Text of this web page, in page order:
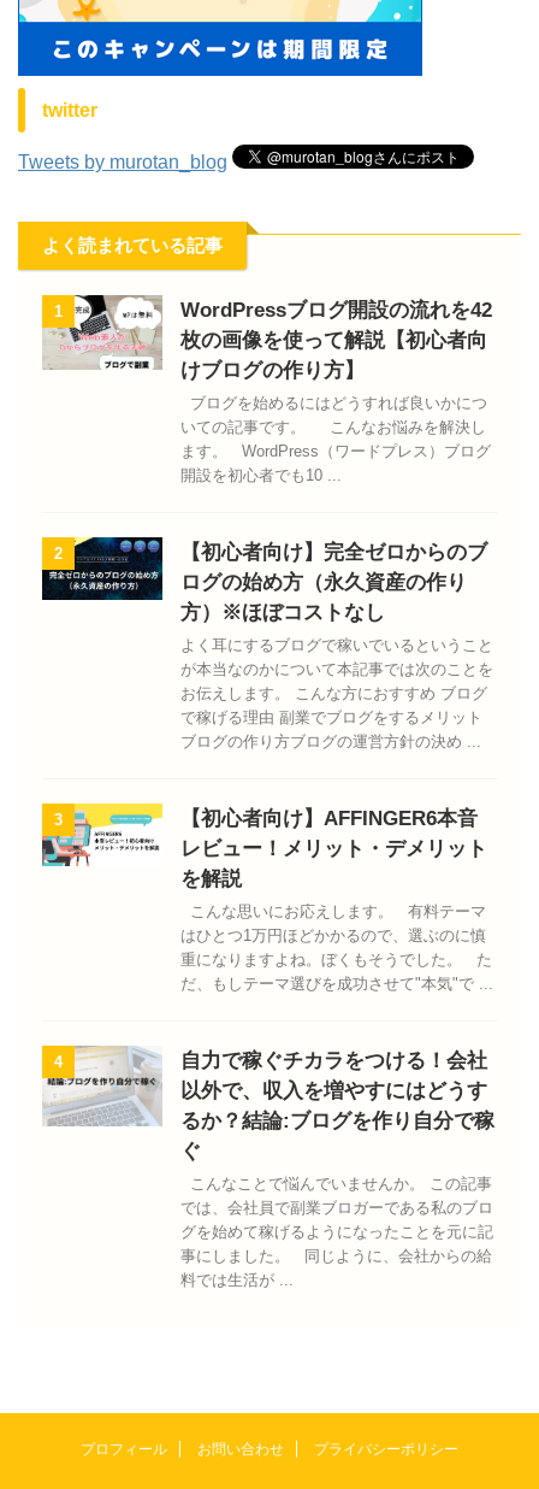
twitter
Tweets by murotan_blog
よく読まれている記事
1
WordPressブログ開設の流れを42
枚の画像を使って解説【初心者向
けブログの作り方】
ブログを始めるにはどうすれば良いかにつ
いての記事です。 こんなお悩みを解決し
ます。 WordPress（ワードプレス）ブログ
開設を初心者でも10 ...
2
【初心者向け】完全ゼロからのブ
ログの始め方（永久資産の作り
方）※ほぼコストなし
よく耳にするブログで稼いでいるということ
が本当なのかについて本記事では次のことを
お伝えします。 こんな方におすすめ ブログ
で稼げる理由 副業でブログをするメリット
ブログの作り方ブログの運営方針の決め ...
3
【初心者向け】AFFINGER6本音
レビュー！メリット・デメリット
を解説
こんな思いにお応えします。 有料テーマ
はひとつ1万円ほどかかるので、選ぶのに慎
重になりますよね。ぼくもそうでした。 た
だ、もしテーマ選びを成功させて"本気"で ...
4
自力で稼ぐチカラをつける！会社
以外で、収入を増やすにはどうす
るか？結論:ブログを作り自分で稼
ぐ
こんなことで悩んでいませんか。 この記事
では、会社員で副業ブロガーである私のブロ
グを始めて稼げるようになったことを元に記
事にしました。 同じように、会社からの給
料では生活が ...
プロフィール お問い合わせ プライバシーポリシー